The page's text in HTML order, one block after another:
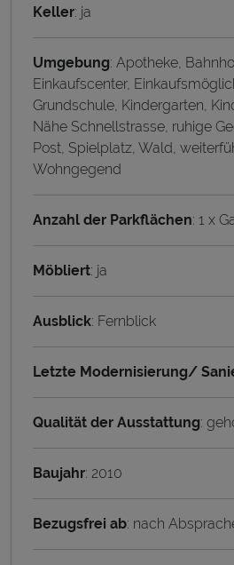
Keller: ja
Umgebung: Apotheke,
Einkaufscenter,
Grundschule, Kindergarten,
Nähe Schnellstrasse, ruhige
Post, Spielplatz, Wald,
Wohngegend
Anzahl der Parkflächen: 1 x
Möbliert: ja
Ausblick: Fernblick
Letzte Modernisierung/
Qualität der Ausstattung:
Baujahr: 2010
Bezugsfrei ab: nach